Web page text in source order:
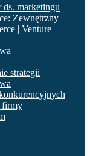
marketingu
Zewnętrzny
| Venture
strategii
firmy